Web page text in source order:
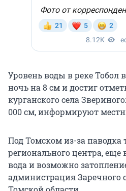
Уровень воды в реке Тобол
ночь на 8 см и достиг
курганского села
000 см, информируют
Под Томском из-за паводка
регионального центра, еще
вода и возможно
администрация Заречного